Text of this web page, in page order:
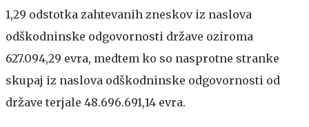
1,29 odstotka zahtevanih zneskov iz naslova
odškodninske odgovornosti države oziroma
627.094,29 evra, medtem ko so nasprotne stranke
skupaj iz naslova odškodninske odgovornosti od
države terjale 48.696.691,14 evra.